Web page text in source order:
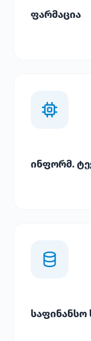
ფარმაცია
ინფორმ.
საფინანსო